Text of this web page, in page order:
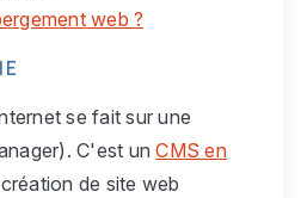
web ?
se fait sur une
C'est unCMS en
de site web